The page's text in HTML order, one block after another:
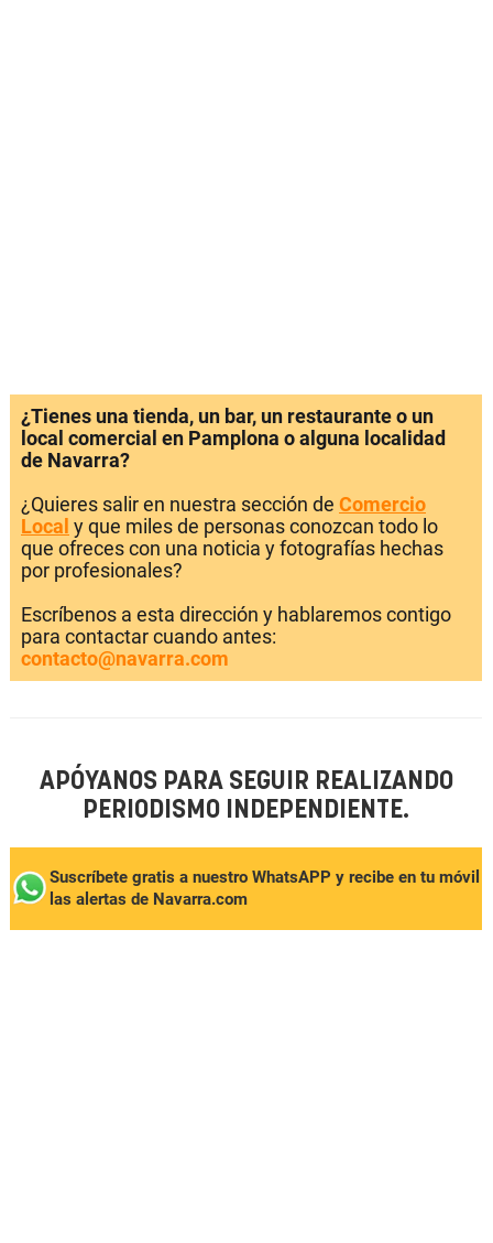
¿Tienes una tienda, un bar, un restaurante o un
local comercial en Pamplona o alguna localidad
de Navarra?
¿Quieres salir en nuestra sección de Comercio
Local y que miles de personas conozcan todo lo
que ofreces con una noticia y fotografías hechas
por profesionales?
Escríbenos a esta dirección y hablaremos contigo
para contactar cuando antes:
contacto@navarra.com
APÓYANOS PARA SEGUIR REALIZANDO
PERIODISMO INDEPENDIENTE.
Suscríbete gratis a nuestro WhatsAPP y recibe en tu móvil
las alertas de Navarra.com